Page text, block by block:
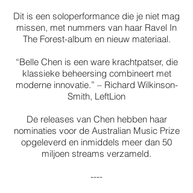
Dit is een soloperformance die je niet mag
missen, met nummers van haar Ravel In
The Forest-album en nieuw materiaal.
“Belle Chen is een ware krachtpatser, die
klassieke beheersing combineert met
moderne innovatie.” – Richard Wilkinson-
Smith, LeftLion
De releases van Chen hebben haar
nominaties voor de Australian Music Prize
opgeleverd en inmiddels meer dan 50
miljoen streams verzameld.
----